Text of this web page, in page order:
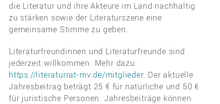
die Literatur und ihre Akteure im Land nachhaltig
zu stärken sowie der Literaturszene eine
gemeinsame Stimme zu geben.
Literaturfreundinnen und Literaturfreunde sind
jederzeit willkommen. Mehr dazu:
https://literaturrat-mv.de/mitglieder. Der aktuelle
Jahresbeitrag beträgt 25 € für natürliche und 50 €
für juristische Personen. Jahresbeiträge können